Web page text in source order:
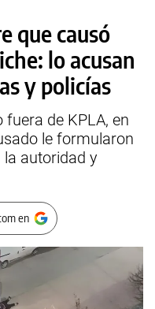
que causó
lo acusan
y policías
de KPLA, en
le formularon
autoridad y
en